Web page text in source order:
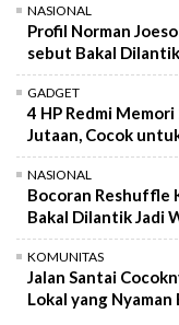
NASIONAL
Profil Norman
sebut Bakal
GADGET
4 HP Redmi
Jutaan, Cocok
NASIONAL
Bocoran Reshuffle
Bakal Dilantik Jadi
KOMUNITAS
Jalan Santai
Lokal yang